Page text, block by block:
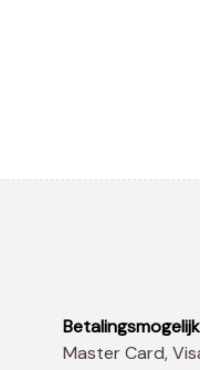
Master Card,